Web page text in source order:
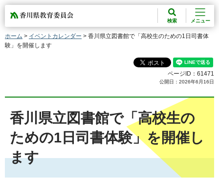
香川県教育委員会
検索 メニュー
ホーム > イベントカレンダー > 香川県立図書館で「高校生のための1日司書体
験」を開催します
ページID：61471
公開日：2026年6月16日
香川県立図書館で「高校生の
ための1日司書体験」を開催し
ます